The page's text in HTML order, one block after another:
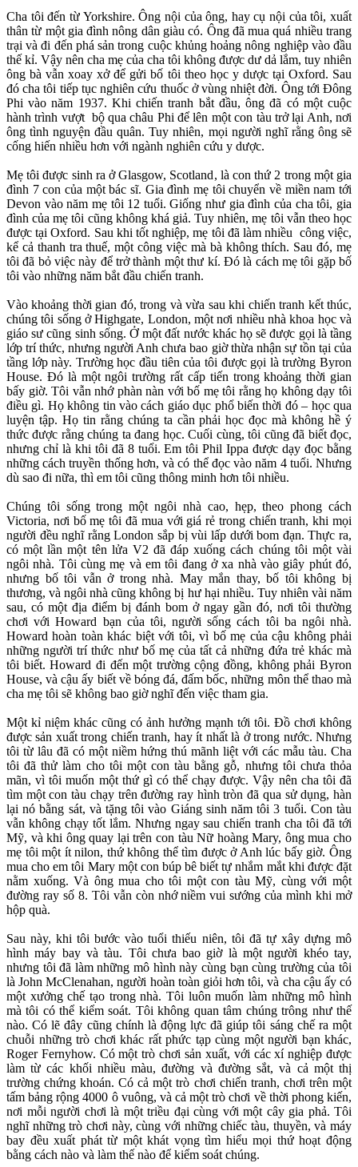
Cha tôi đến từ Yorkshire. Ông nội của ông, hay cụ nội của tôi, xuất
thân từ một gia đình nông dân giàu có. Ông đã mua quá nhiều trang
trại và đi đến phá sản trong cuộc khủng hoảng nông nghiệp vào đầu
thế kỉ. Vậy nên cha mẹ của cha tôi không được dư dả lắm, tuy nhiên
ông bà vẫn xoay xở để gửi bố tôi theo học y dược tại Oxford. Sau
đó cha tôi tiếp tục nghiên cứu thuốc ở vùng nhiệt đời. Ông tới Đông
Phi vào năm 1937. Khi chiến tranh bắt đầu, ông đã có một cuộc
hành trình vượt bộ qua châu Phi để lên một con tàu trở lại Anh, nơi
ông tình nguyện đầu quân. Tuy nhiên, mọi người nghĩ rằng ông sẽ
cống hiến nhiều hơn với ngành nghiên cứu y dược.
Mẹ tôi được sinh ra ở Glasgow, Scotland, là con thứ 2 trong một gia
đình 7 con của một bác sĩ. Gia đình mẹ tôi chuyển về miền nam tới
Devon vào năm mẹ tôi 12 tuổi. Giống như gia đình của cha tôi, gia
đình của mẹ tôi cũng không khá giả. Tuy nhiên, mẹ tôi vẫn theo học
được tại Oxford. Sau khi tốt nghiệp, mẹ tôi đã làm nhiều công việc,
kể cả thanh tra thuế, một công việc mà bà không thích. Sau đó, mẹ
tôi đã bỏ việc này để trở thành một thư kí. Đó là cách mẹ tôi gặp bố
tôi vào những năm bắt đầu chiến tranh.
Vào khoảng thời gian đó, trong và vừa sau khi chiến tranh kết thúc,
chúng tôi sống ở Highgate, London, một nơi nhiều nhà khoa học và
giáo sư cũng sinh sống. Ở một đất nước khác họ sẽ được gọi là tầng
lớp trí thức, nhưng người Anh chưa bao giờ thừa nhận sự tồn tại của
tầng lớp này. Trường học đầu tiên của tôi được gọi là trường Byron
House. Đó là một ngôi trường rất cấp tiến trong khoảng thời gian
bấy giờ. Tôi vẫn nhớ phàn nàn với bố mẹ tôi rằng họ không dạy tôi
điều gì. Họ không tin vào cách giáo dục phổ biến thời đó – học qua
luyện tập. Họ tin rằng chúng ta cần phải học đọc mà không hề ý
thức được rằng chúng ta đang học. Cuối cùng, tôi cũng đã biết đọc,
nhưng chỉ là khi tôi đã 8 tuổi. Em tôi Phil Ippa được dạy đọc bằng
những cách truyền thống hơn, và có thể đọc vào năm 4 tuổi. Nhưng
dù sao đi nữa, thì em tôi cũng thông minh hơn tôi nhiều.
Chúng tôi sống trong một ngôi nhà cao, hẹp, theo phong cách
Victoria, nơi bố mẹ tôi đã mua với giá rẻ trong chiến tranh, khi mọi
người đều nghĩ rằng London sắp bị vùi lấp dưới bom đạn. Thực ra,
có một lần một tên lửa V2 đã đáp xuống cách chúng tôi một vài
ngôi nhà. Tôi cùng mẹ và em tôi đang ở xa nhà vào giây phút đó,
nhưng bố tôi vẫn ở trong nhà. May mắn thay, bố tôi không bị
thương, và ngôi nhà cũng không bị hư hại nhiều. Tuy nhiên vài năm
sau, có một địa điểm bị đánh bom ở ngay gần đó, nơi tôi thường
chơi với Howard bạn của tôi, người sống cách tôi ba ngôi nhà.
Howard hoàn toàn khác biệt với tôi, vì bố mẹ của cậu không phải
những người trí thức như bố mẹ của tất cả những đứa trẻ khác mà
tôi biết. Howard đi đến một trường cộng đồng, không phải Byron
House, và cậu ấy biết về bóng đá, đấm bốc, những môn thể thao mà
cha mẹ tôi sẽ không bao giờ nghĩ đến việc tham gia.
Một kỉ niệm khác cũng có ảnh hưởng mạnh tới tôi. Đồ chơi không
được sản xuất trong chiến tranh, hay ít nhất là ở trong nước. Nhưng
tôi từ lâu đã có một niềm hứng thú mãnh liệt với các mẫu tàu. Cha
tôi đã thử làm cho tôi một con tàu bằng gỗ, nhưng tôi chưa thỏa
mãn, vì tôi muốn một thứ gì có thể chạy được. Vậy nên cha tôi đã
tìm một con tàu chạy trên đường ray hình tròn đã qua sử dụng, hàn
lại nó bằng sát, và tặng tôi vào Giáng sinh năm tôi 3 tuổi. Con tàu
vẫn không chạy tốt lắm. Nhưng ngay sau chiến tranh cha tôi đã tới
Mỹ, và khi ông quay lại trên con tàu Nữ hoàng Mary, ông mua cho
mẹ tôi một ít nilon, thứ không thể tìm được ở Anh lúc bấy giờ. Ông
mua cho em tôi Mary một con búp bê biết tự nhắm mắt khi được đặt
nằm xuống. Và ông mua cho tôi một con tàu Mỹ, cùng với một
đường ray số 8. Tôi vẫn còn nhớ niềm vui sướng của mình khi mở
hộp quà.
Sau này, khi tôi bước vào tuổi thiếu niên, tôi đã tự xây dựng mô
hình máy bay và tàu. Tôi chưa bao giờ là một người khéo tay,
nhưng tôi đã làm những mô hình này cùng bạn cùng trường của tôi
là John McClenahan, người hoàn toàn giỏi hơn tôi, và cha cậu ấy có
một xưởng chế tạo trong nhà. Tôi luôn muốn làm những mô hình
mà tôi có thể kiểm soát. Tôi không quan tâm chúng trông như thế
nào. Có lẽ đây cũng chính là động lực đã giúp tôi sáng chế ra một
chuỗi những trò chơi khác rất phức tạp cùng một người bạn khác,
Roger Fernyhow. Có một trò chơi sản xuất, với các xí nghiệp được
làm từ các khối nhiều màu, đường và đường sắt, và cả một thị
trường chứng khoán. Có cả một trò chơi chiến tranh, chơi trên một
tấm bảng rộng 4000 ô vuông, và cả một trò chơi về thời phong kiến,
nơi mỗi người chơi là một triều đại cùng với một cây gia phả. Tôi
nghĩ những trò chơi này, cùng với những chiếc tàu, thuyền, và máy
bay đều xuất phát từ một khát vọng tìm hiểu mọi thứ hoạt động
bằng cách nào và làm thế nào để kiểm soát chúng.